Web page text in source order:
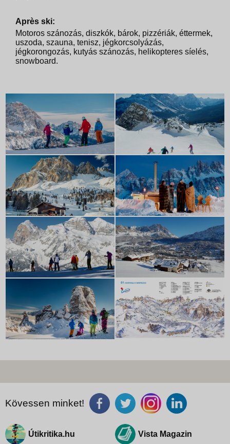
Après ski:
Motoros szánozás, diszkók, bárok, pizzériák, éttermek,
uszoda, szauna, tenisz, jégkorcsolyázás,
jégkorongozás, kutyás szánozás, helikopteres síelés,
snowboard.
Kövessen minket!
Útikritika.hu Vista Magazin